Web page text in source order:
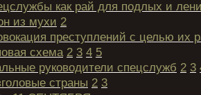
как рай для подлых и
из мухи 2
преступлений с целью их
схема 2 3 4 5
руководители спецслужб 2 3
страны 2 3